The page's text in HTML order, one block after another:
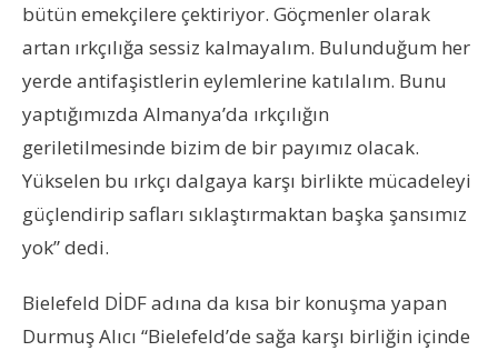
bütün emekçilere çektiriyor. Göçmenler olarak
artan ırkçılığa sessiz kalmayalım. Bulunduğum her
yerde antifaşistlerin eylemlerine katılalım. Bunu
yaptığımızda Almanya’da ırkçılığın
geriletilmesinde bizim de bir payımız olacak.
Yükselen bu ırkçı dalgaya karşı birlikte mücadeleyi
güçlendirip safları sıklaştırmaktan başka şansımız
yok” dedi.
Bielefeld DİDF adına da kısa bir konuşma yapan
Durmuş Alıcı “Bielefeld’de sağa karşı birliğin içinde